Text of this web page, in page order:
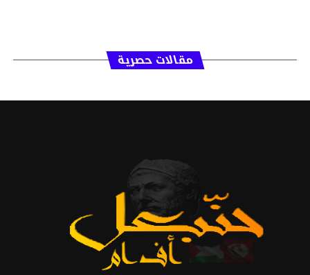
مقالات حصرية